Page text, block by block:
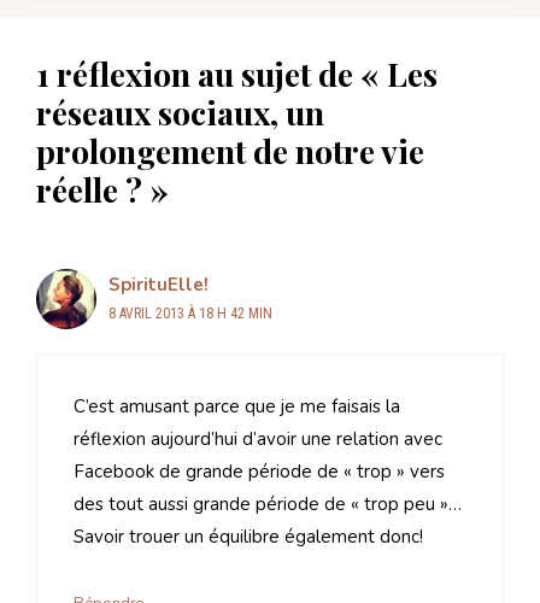
1 réflexion au sujet de « Les
réseaux sociaux, un
prolongement de notre vie
réelle ? »
SpirituElle!
8 AVRIL 2013 À 18 H 42 MIN
C’est amusant parce que je me faisais la
réflexion aujourd’hui d’avoir une relation avec
Facebook de grande période de « trop » vers
des tout aussi grande période de « trop peu »…
Savoir trouer un équilibre également donc!